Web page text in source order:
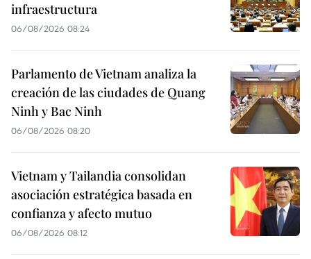
infraestructura
06/08/2026 08:24
Parlamento de Vietnam analiza la
creación de las ciudades de Quang
Ninh y Bac Ninh
06/08/2026 08:20
Vietnam y Tailandia consolidan
asociación estratégica basada en
confianza y afecto mutuo
06/08/2026 08:12